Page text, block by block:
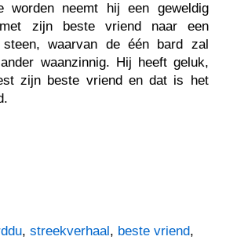
worden neemt hij een geweldig
zijn beste vriend naar een
waarvan de één bard zal
waanzinnig. Hij heeft geluk,
zijn beste vriend en dat is het
,streekverhaal, beste vriend,